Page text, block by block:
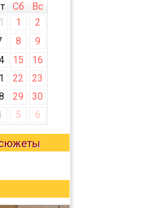
Сб
Вс
1
2
8
9
15
16
22
23
29
30
5 6